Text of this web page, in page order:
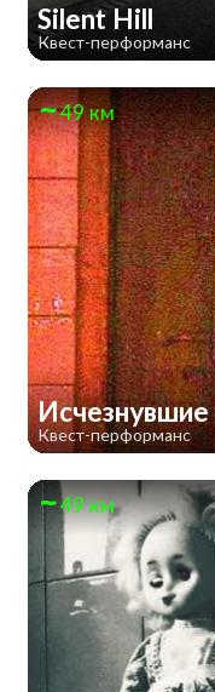
Silent Hill
Квест-перформанс
49 км
Исчезнувшие
Квест-перформанс
49 км